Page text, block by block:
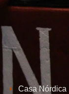
Casa Nórdica